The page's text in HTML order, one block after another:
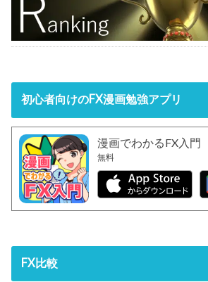
初心者向けのFX漫画勉強アプリ
漫画でわかるFX入門
無料
FX比較